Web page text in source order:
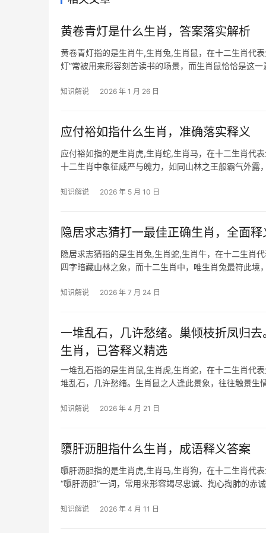
黄卷青灯是什么生肖，答案落实解析
黄卷青灯指的是生肖牛,生肖兔,生肖鼠，在十二生肖代
灯”常被用来形容刻苦读书的场景，而生肖鼠恰恰是这
知识解说 2026 年 1 月 26 日
应付裕如指什么生肖，准确落实释义
应付裕如指的是生肖虎,生肖蛇,生肖马，在十二生肖代
十二生肖中象征威严与魄力，如同山林之王般霸气外
知识解说 2026 年 5 月 10 日
隐居求志猜打一最佳正确生肖，全面释
隐居求志猜指的是生肖兔,生肖蛇,生肖牛，在十二生肖
四字暗藏山林之象，而十二生肖中，唯生肖兔最符此
知识解说 2026 年 7 月 24 日
一堆乱石，几许愁绪。巢倾枝折凤归
生肖，已答释义精选
一堆乱石指的是生肖鼠,生肖虎,生肖蛇，在十二生肖代
堆乱石，几许愁绪。生肖鼠之人逢此景象，往往触景
知识解说 2026 年 4 月 21 日
隳肝沥胆指什么生肖，成语释义答案
隳肝沥胆指的是生肖虎,生肖马,生肖狗，在十二生肖代
“隳肝沥胆”一词，常用来形容竭尽忠诚、掏心掏肺的
知识解说 2026 年 4 月 11 日